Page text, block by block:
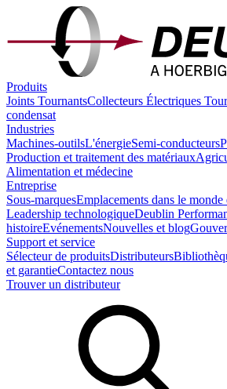
Produits
Joints TournantsCollecteurs Électriques
condensat
Industries
Machines-outilsL'énergieSemi-conducteurs
Production et traitement des matériaux
Alimentation et médecine
Entreprise
Sous-marquesEmplacements dans le monde
Leadership technologiqueDeublin
histoireEvénementsNouvelles et blog
Support et service
Sélecteur de produitsDistributeurs
et garantieContactez nous
Trouver un distributeur